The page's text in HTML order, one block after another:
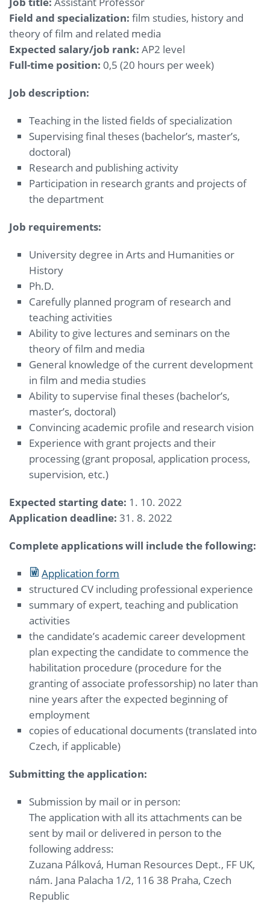
Field and specialization: film studies, history and
theory of film and related media
Expected salary/job rank: AP2 level
Full-time position: 0,5 (20 hours per week)
Job description:
Teaching in the listed fields of specialization
Supervising final theses (bachelor’s, master’s,
doctoral)
Research and publishing activity
Participation in research grants and projects of
the department
Job requirements:
University degree in Arts and Humanities or
History
Ph.D.
Carefully planned program of research and
teaching activities
Ability to give lectures and seminars on the
theory of film and media
General knowledge of the current development
in film and media studies
Ability to supervise final theses (bachelor’s,
master’s, doctoral)
Convincing academic profile and research vision
Experience with grant projects and their
processing (grant proposal, application process,
supervision, etc.)
Expected starting date: 1. 10. 2022
Application deadline: 31. 8. 2022
Complete applications will include the following:
Application form
structured CV including professional experience
summary of expert, teaching and publication
activities
the candidate’s academic career development
plan expecting the candidate to commence the
habilitation procedure (procedure for the
granting of associate professorship) no later than
nine years after the expected beginning of
employment
copies of educational documents (translated into
Czech, if applicable)
Submitting the application:
Submission by mail or in person:
The application with all its attachments can be
sent by mail or delivered in person to the
following address:
Zuzana Pálková, Human Resources Dept., FF UK,
nám. Jana Palacha 1/2, 116 38 Praha, Czech
Republic